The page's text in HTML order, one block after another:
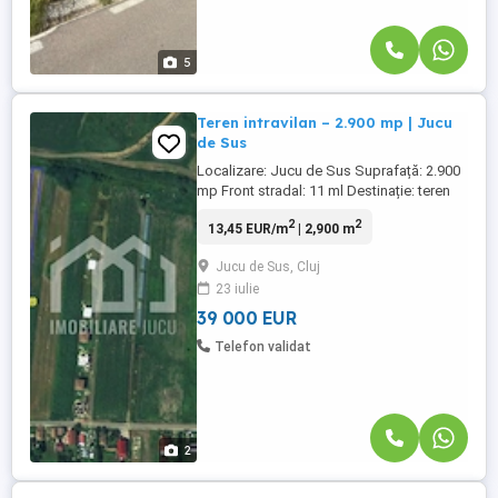
5
2
Teren intravilan – 2.900 mp | Jucu
de Sus
Localizare: Jucu de Sus Suprafață: 2.900
mp Front stradal: 11 ml Destinație: teren
Caracteristici: ✅ Teren intravilan situat într-
Parcelă potrivită pentru dezvoltare
ulterioară ⚠️ Necesită PUZ pentru
construire Avantaje: preț ...
13,45 EUR/m2| 2,900 m2
Jucu de Sus, Cluj
23 iulie
39 000 EUR
Telefon validat